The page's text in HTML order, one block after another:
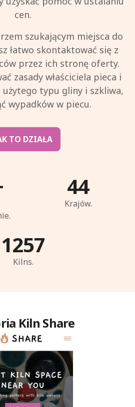
cen.
szukającym miejsca do
łatwo skontaktować się z
przez ich stronę oferty.
zasady właściciela pieca i
typu gliny i szkliwa,
wypadków w piecu.
TO DZIAŁA
44
Krajów.
1257
Kilns.
Kiln Share